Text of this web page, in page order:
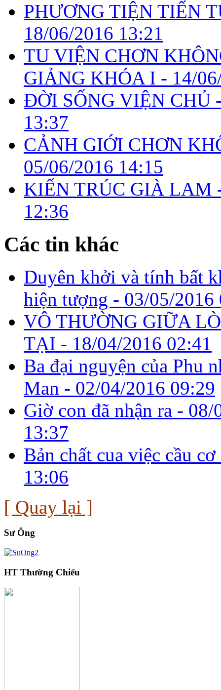
PHƯƠNG TIỆN TIẾN
18/06/2016 13:21
TU VIỆN CHƠN
GIẢNG KHÓA I - 14/
ĐỜI SỐNG VIỆN CHỦ
13:37
CẢNH GIỚI CHƠN
05/06/2016 14:15
KIẾN TRÚC GIÀ LAM
12:36
Các tin khác
Duyên khởi và tính bất
hiện tượng - 03/05/2016
VÔ THƯỜNG GIỮA
TẠI - 18/04/2016 02:41
Ba đại nguyện của Phu
Man - 02/04/2016 09:29
Giờ con đã nhận ra - 08/
13:37
Bản chất cua việc cầu
13:06
[ Quay lại ]
Sư Ông
HT Thường Chiếu